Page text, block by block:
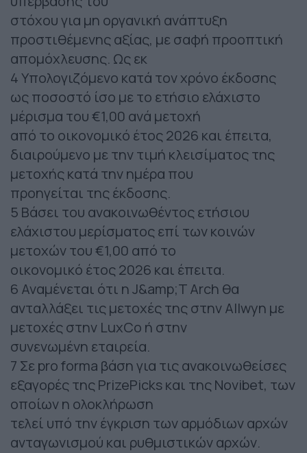
στόχου για μη οργανική ανάπτυξη
προστιθέμενης αξίας, με σαφή προοπτική
απομόχλευσης. Ως εκ
4 Υπολογιζόμενο κατά τον χρόνο έκδοσης
ως ποσοστό ίσο με το ετήσιο ελάχιστο
μέρισμα του €1,00 ανά μετοχή
από το οικονομικό έτος 2026 και έπειτα,
διαιρούμενο με την τιμή κλεισίματος της
μετοχής κατά την ημέρα που
προηγείται της έκδοσης.
5 Βάσει του ανακοινωθέντος ετήσιου
ελάχιστου μερίσματος επί των κοινών
μετοχών του €1,00 από το
οικονομικό έτος 2026 και έπειτα.
6 Αναμένεται ότι η J&amp;T Arch θα
ανταλλάξει τις μετοχές της στην Allwyn με
μετοχές στην LuxCo ή στην
συνενωμένη εταιρεία.
7 Σε pro forma βάση για τις ανακοινωθείσες
εξαγορές της PrizePicks και της Novibet, των
οποίων η ολοκλήρωση
τελεί υπό την έγκριση των αρμόδιων αρχών
ανταγωνισμού και ρυθμιστικών αρχών.